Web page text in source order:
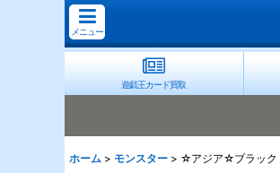
メニュー
遊戯王カード買取
ホーム > モンスター > ☆アジア☆ブラック